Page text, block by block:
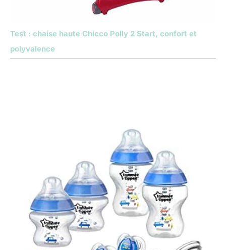
Test : chaise haute Chicco Polly 2 Start, confort et
polyvalence